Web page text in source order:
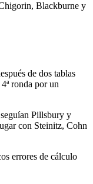
Blackburne y
de dos tablas
ronda por un
Pillsbury y
con Steinitz, Cohn
errores de cálculo